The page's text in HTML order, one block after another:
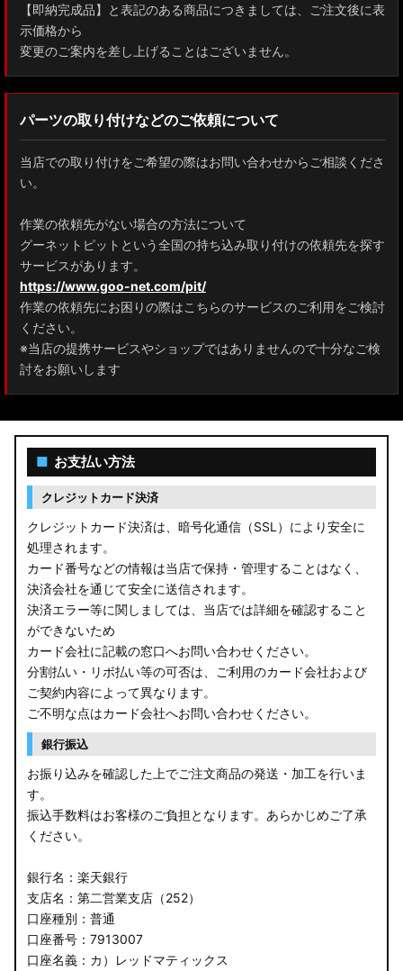
AYH30/GGH30/35/AGH30/35 ヴェルファイア
AYH30/GGH30/35/AGH30/35 アルファード
ACR50 エスティマ
ZWR90W/ZWR95W/MZRA90W/MZRA95W ノア/ヴォクシー
ZRR80 ノア/ヴォクシー
NHP17/NSP17NCP17 シエンタ
M900A/M910A ルーミー
A200A/A210A ライズ
E52 エルグランド
T32 エクストレイル
C28 セレナ
B21A デイズルークス
E13 ノート
E12 ノート
B44A/B45A B47A/B48A ルークス ハイウェイスター
JF3/4 N-BOX カスタム
JH3/4 N-WGN
JH1/2 N-WGN
RT5/6 RW1/2 CR-V
RU3/4 ヴェゼル
JW5 S660
【即納完成品】と表記のある商品につきましては、ご注文後に表
示価格から
変更のご案内を差し上げることはございません。
パーツの取り付けなどのご依頼について
当店での取り付けをご希望の際はお問い合わせからご相談くださ
い。
作業の依頼先がない場合の方法について
グーネットピットという全国の持ち込み取り付けの依頼先を探す
サービスがあります。
https://www.goo-net.com/pit/
作業の依頼先にお困りの際はこちらのサービスのご利用をご検討
ください。
※当店の提携サービスやショップではありませんので十分なご検
討をお願いします
■ お支払い方法
クレジットカード決済
クレジットカード決済は、暗号化通信（SSL）により安全に
処理されます。
カード番号などの情報は当店で保持・管理することはなく、
決済会社を通じて安全に送信されます。
決済エラー等に関しましては、当店では詳細を確認すること
ができないため
カード会社に記載の窓口へお問い合わせください。
分割払い・リボ払い等の可否は、ご利用のカード会社および
ご契約内容によって異なります。
ご不明な点はカード会社へお問い合わせください。
銀行振込
お振り込みを確認した上でご注文商品の発送・加工を行いま
す。
振込手数料はお客様のご負担となります。あらかじめご了承
ください。
銀行名：楽天銀行
支店名：第二営業支店（252）
口座種別：普通
口座番号：7913007
口座名義：カ）レッドマティックス